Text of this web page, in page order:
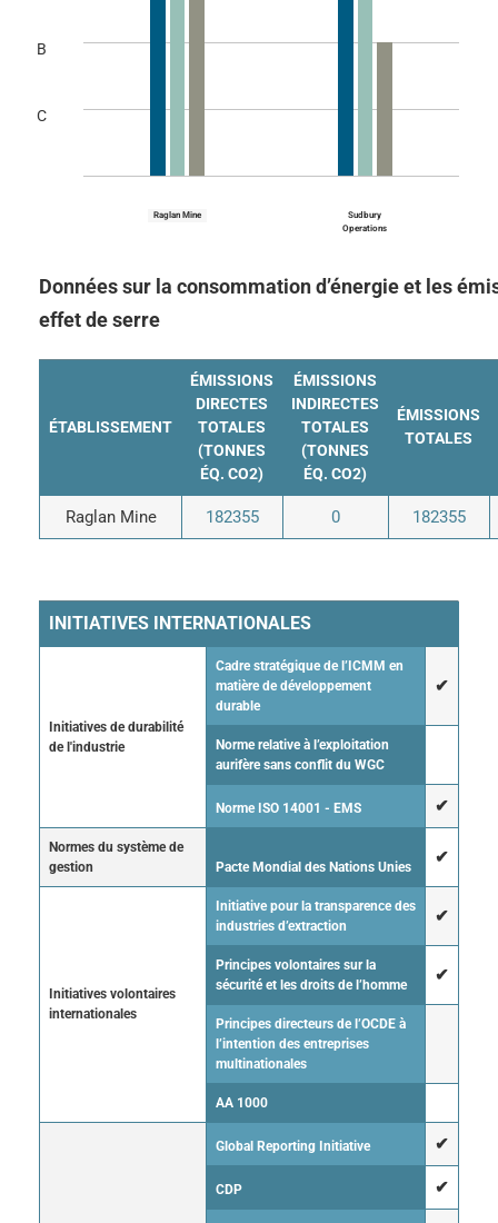
Raglan Mine
Sudbury
Operations
B
C
Données sur la consommation d’énergie et les
effet de serre
ÉTABLISSEMENT
ÉMISSIONS
DIRECTES
TOTALES
(TONNES
ÉQ. CO2)
ÉMISSIONS
INDIRECTES
TOTALES
(TONNES
ÉQ. CO2)
ÉMISSIONS
TOTALES
Raglan Mine 182355 0 182355
INITIATIVES INTERNATIONALES
Initiatives de durabilité
de l'industrie
Cadre stratégique de l’ICMM en
matière de développement
durable
✔
Norme relative à l’exploitation
aurifère sans conflit du WGC
Norme ISO 14001 - EMS ✔
Normes du système de
gestion
Pacte Mondial des Nations Unies ✔
Initiatives volontaires
internationales
Initiative pour la transparence des
industries d’extraction
✔
Principes volontaires sur la
sécurité et les droits de l’homme
✔
Principes directeurs de l’OCDE à
l’intention des entreprises
multinationales
AA 1000
Global Reporting Initiative ✔
CDP ✔